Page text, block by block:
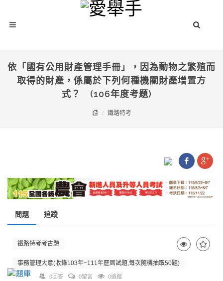
依「國有公用財產管理手冊」，因為動物之繁殖而
取得的財產，係屬於下列何種機關財產增置方
式？ (106年度考題)
鐵路特考
問題 追蹤
鐵路特考考古題
事務管理大意(收錄103年~111年歷屆試題,每次隨機抽取50題)
0回答 0留言 0追蹤